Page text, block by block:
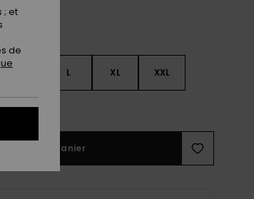
L XL XXL
tailles
Ajouter au panier
; et
de